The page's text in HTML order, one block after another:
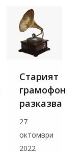
Старият
грамофон
разказва
27
октомври
2022